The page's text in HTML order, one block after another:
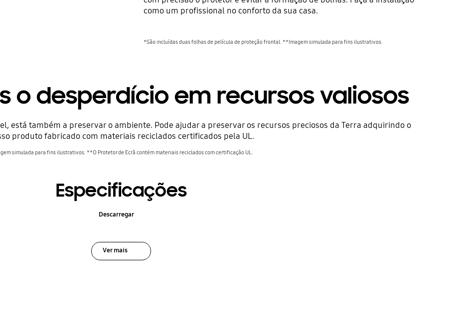
como um profissional no conforto da sua casa.
*São incluídas duas folhas de película de proteção frontal. **Imagem simulada para fins ilustrativos.
o desperdício em recursos valiosos
está também a preservar o ambiente. Pode ajudar a preservar os recursos preciosos da Terra adquirindo o
produto fabricado com materiais reciclados certificados pela UL.
simulada para fins ilustrativos. **O Protetor de Ecrã contém materiais reciclados com certificação UL.
Especificações
Descarregar
Ver mais